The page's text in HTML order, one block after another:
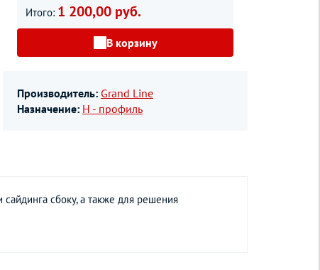
Итого: 1 200,00 руб.
В корзину
Производитель: Grand Line
Назначение: Н - профиль
сбоку, а также для решения